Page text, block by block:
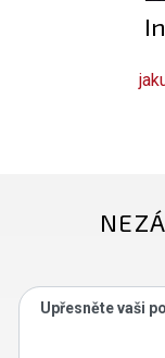
Upřesněte vaši